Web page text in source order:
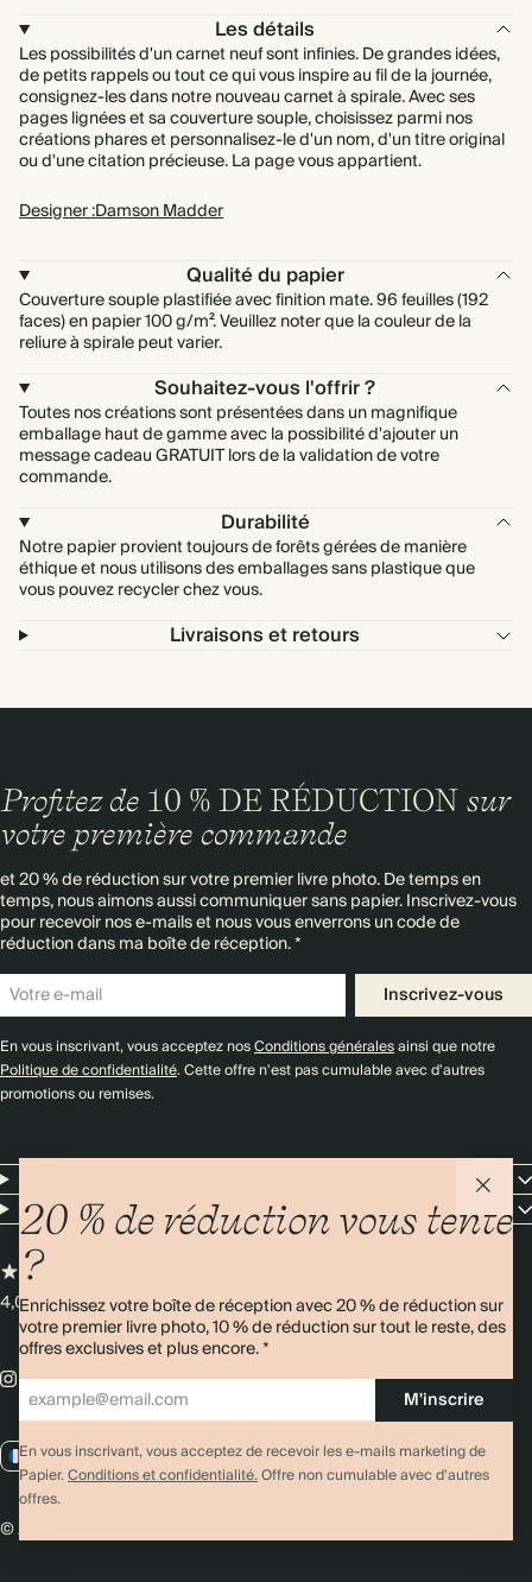
Les détails
Les possibilités d'un carnet neuf sont infinies. De grandes idées,
de petits rappels ou tout ce qui vous inspire au fil de la journée,
consignez-les dans notre nouveau carnet à spirale. Avec ses
pages lignées et sa couverture souple, choisissez parmi nos
créations phares et personnalisez-le d'un nom, d'un titre original
ou d'une citation précieuse. La page vous appartient.
Designer :Damson Madder
Qualité du papier
Couverture souple plastifiée avec finition mate. 96 feuilles (192
faces) en papier 100 g/m². Veuillez noter que la couleur de la
reliure à spirale peut varier.
Souhaitez-vous l'offrir ?
Toutes nos créations sont présentées dans un magnifique
emballage haut de gamme avec la possibilité d'ajouter un
message cadeau GRATUIT lors de la validation de votre
commande.
Durabilité
Notre papier provient toujours de forêts gérées de manière
éthique et nous utilisons des emballages sans plastique que
vous pouvez recycler chez vous.
Livraisons et retours
20 % de réduction vous tente
?
Enrichissez votre boîte de réception avec 20 % de réduction sur
votre premier livre photo, 10 % de réduction sur tout le reste, des
offres exclusives et plus encore. *
M'inscrire
En vous inscrivant, vous acceptez de recevoir les e-mails marketing de
Papier.Conditions et confidentialité.Offre non cumulable avec d'autres
offres.
Profitez de 10 % DE RÉDUCTION sur
votre première commande
et 20 % de réduction sur votre premier livre photo. De temps en
temps, nous aimons aussi communiquer sans papier. Inscrivez-vous
pour recevoir nos e-mails et nous vous enverrons un code de
réduction dans ma boîte de réception. *
Inscrivez-vous
En vous inscrivant, vous acceptez nosConditions généralesainsi que notre
Politique de confidentialité. Cette offre n'est pas cumulable avec d'autres
promotions ou remises.
Entreprise
4,00/5Plus de 11 000 avis
FR / EUR
© 2026 Papier